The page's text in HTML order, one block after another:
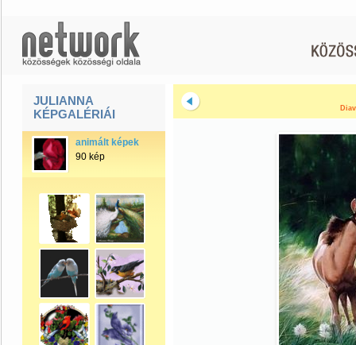
JULIANNA
KÉPGALÉRIÁI
animált képek
90 kép